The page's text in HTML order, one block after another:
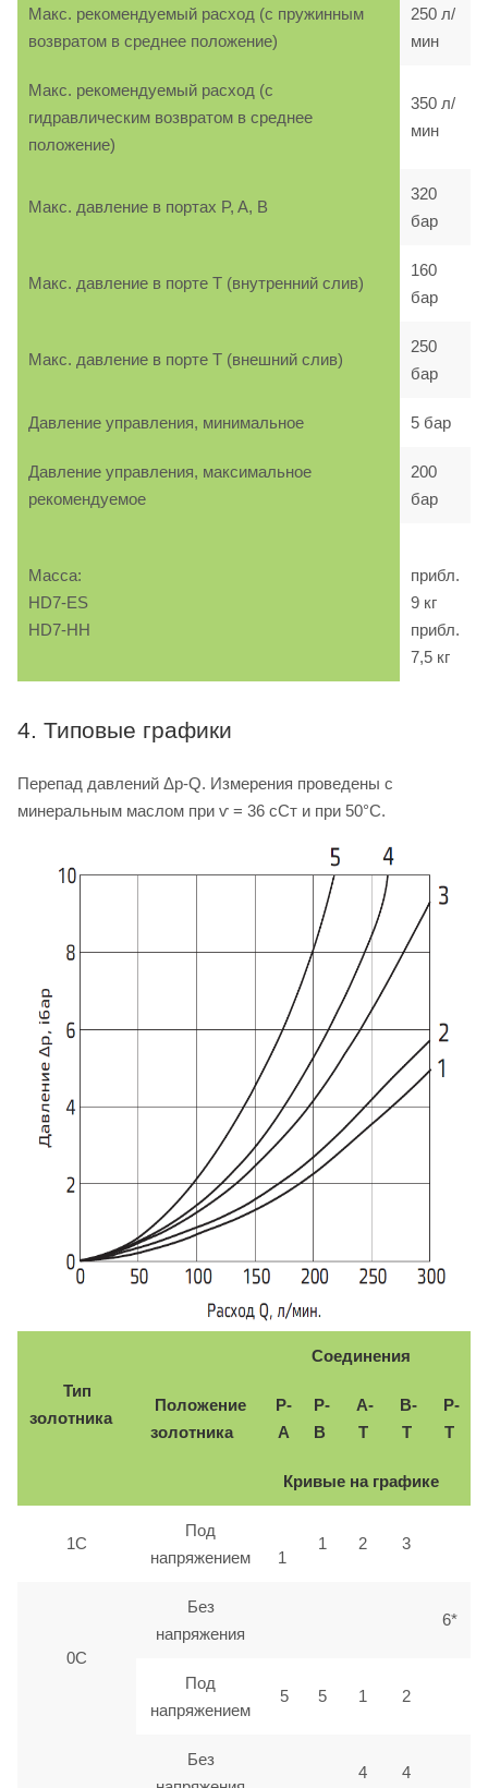
Макс. рекомендуемый расход (с пружинным
возвратом в среднее положение)
250 л/
мин
Макс. рекомендуемый расход (с
гидравлическим возвратом в среднее
положение)
350 л/
мин
Макс. давление в портах P, A, B
320
бар
Макс. давление в порте T (внутренний слив)
160
бар
Макс. давление в порте T (внешний слив)
250
бар
Давление управления, минимальное 5 бар
Давление управления, максимальное
рекомендуемое
200
бар
Масса:
HD7-ES
HD7-HH
прибл.
9 кг
прибл.
7,5 кг
4. Типовые графики
Перепад давлений Δp-Q. Измерения проведены с
минеральным маслом при ѵ = 36 сСт и при 50°C.
Тип
золотника
Положение
золотника
Соединения
P-
A
P-
B
A-
T
B-
T
P-
T
Кривые на графике
1C
Под
напряжением
1
1 2 3
0С
Без
напряжения
6*
Под
напряжением
5 5 1 2
Без
4 4